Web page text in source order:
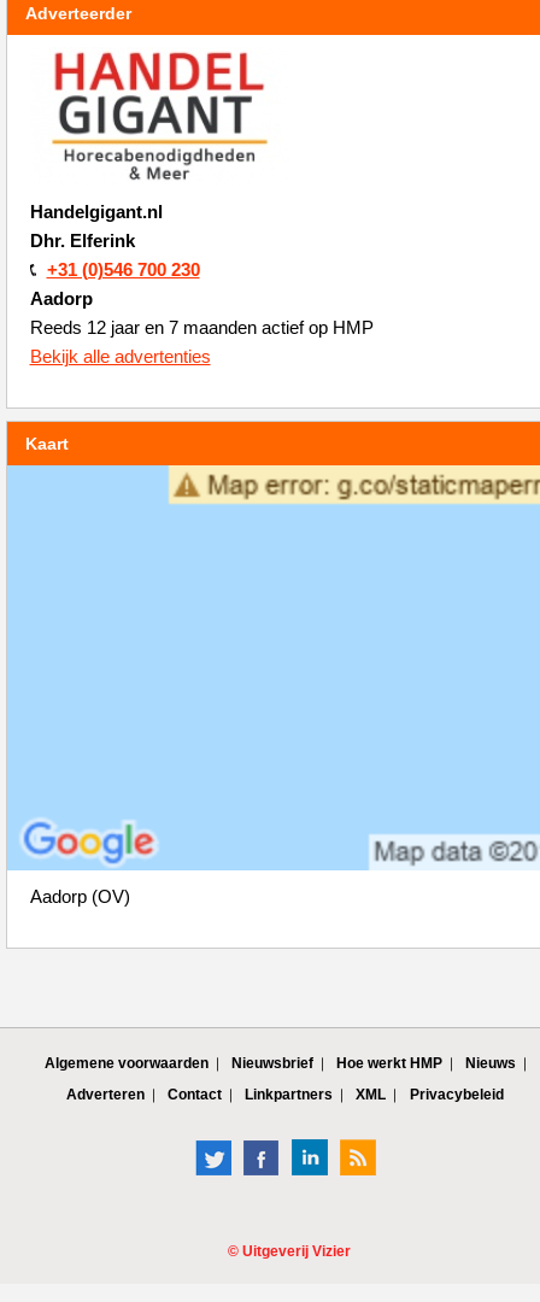
Adverteerder
Handelgigant.nl
Dhr. Elferink
+31 (0)546 700 230
Aadorp
Reeds 12 jaar en 7 maanden actief op HMP
Bekijk alle advertenties
Kaart
Aadorp (OV)
Algemene voorwaarden Nieuwsbrief Hoe werkt HMP
Nieuws
Adverteren
Contact Linkpartners XML Privacybeleid
© Uitgeverij Vizier